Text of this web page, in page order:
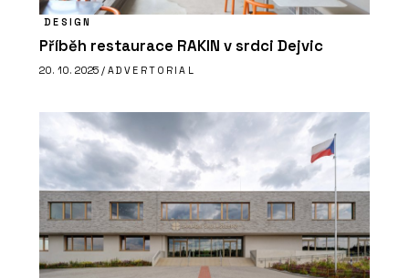
DESIGN
Příběh restaurace RAKIN v srdci Dejvic
20. 10. 2025 / ADVERTORIAL